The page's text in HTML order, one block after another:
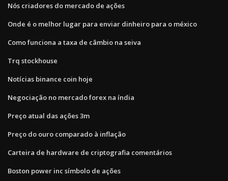
Nós criadores do mercado de ações
Onde é o melhor lugar para enviar dinheiro para o méxico
Como funciona a taxa de câmbio na seiva
Trq stockhouse
Notícias binance coin hoje
Negociação no mercado forex na índia
Preço atual das ações 3m
Preço do ouro comparado à inflação
Carteira de hardware de criptografia comentários
Boston power inc símbolo de ações